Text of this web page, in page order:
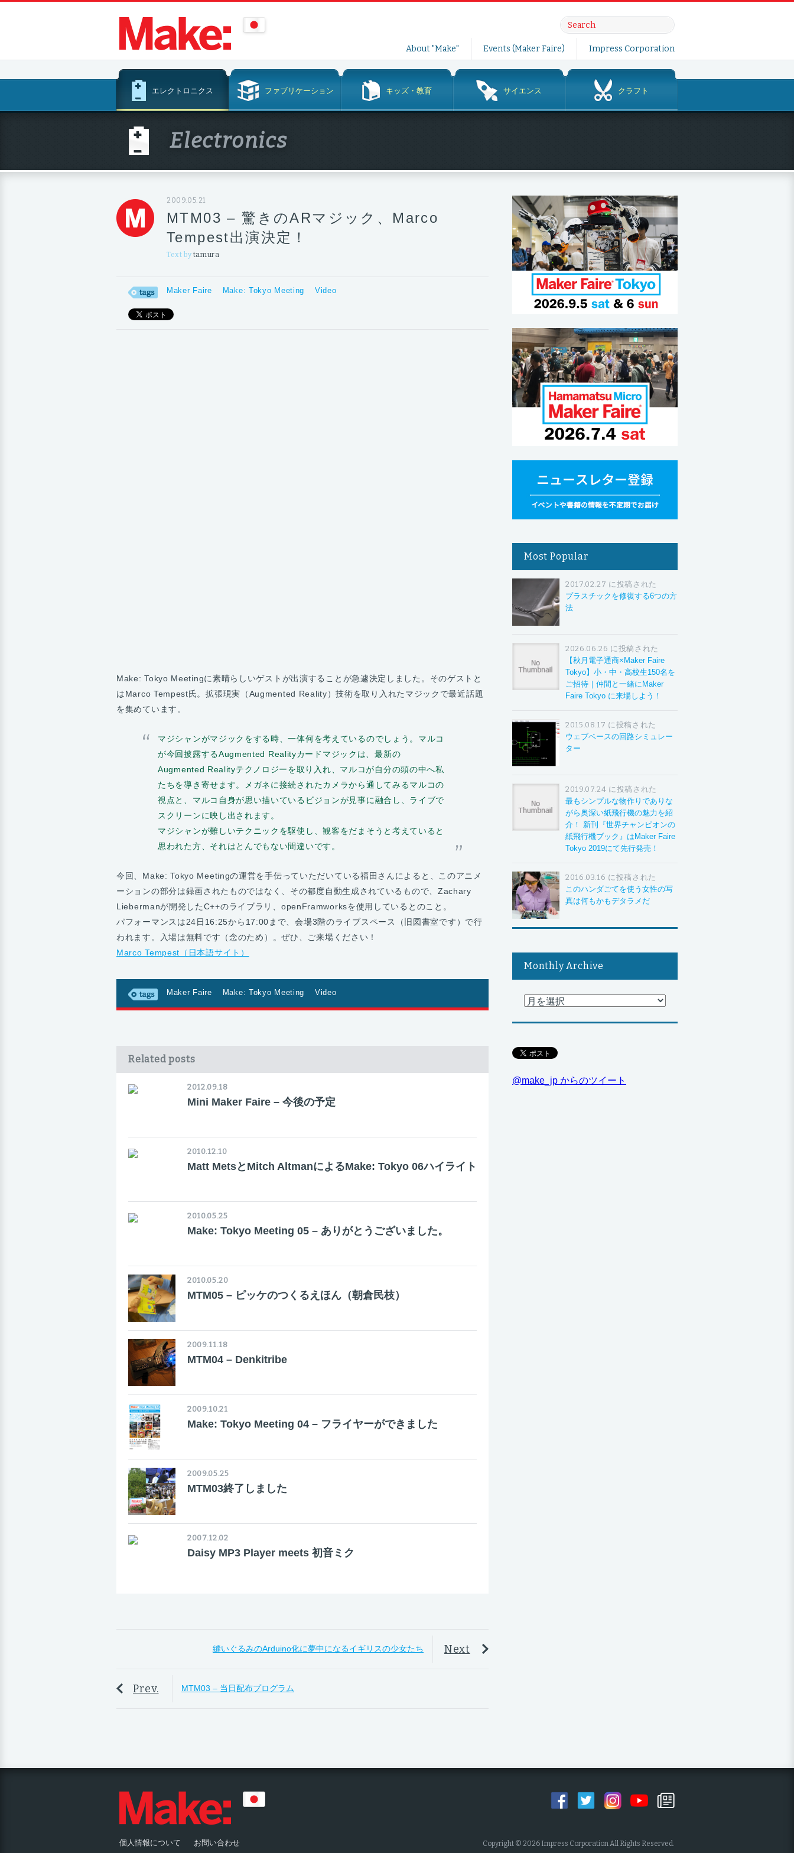
テ
ツ
へ
About "Make" Events (Maker Faire) Impress Corporation
テ
ス
エレクトロニクス ファブリケーション キッズ・教育 サイエンス クラフト
Electronics
2009.05.21
MTM03 – 驚きのARマジック、Marco
Tempest出演決定！
Text by tamura
Maker Faire Make: Tokyo Meeting Video
Make: Tokyo Meetingに素晴らしいゲストが出演することが急遽決定しました。そのゲストと
はMarco Tempest氏。拡張現実（Augmented Reality）技術を取り入れたマジックで最近話題
を集めています。
マジシャンがマジックをする時、一体何を考えているのでしょう。マルコ
が今回披露するAugmented Realityカードマジックは、最新の
Augmented Realityテクノロジーを取り入れ、マルコが自分の頭の中へ私
たちを導き寄せます。メガネに接続されたカメラから通してみるマルコの
視点と、マルコ自身が思い描いているビジョンが見事に融合し、ライブで
スクリーンに映し出されます。
マジシャンが難しいテクニックを駆使し、観客をだまそうと考えていると
思われた方、それはとんでもない間違いです。
今回、Make: Tokyo Meetingの運営を手伝っていただいている福田さんによると、このアニメ
ーションの部分は録画されたものではなく、その都度自動生成されているもので、Zachary
Liebermanが開発したC++のライブラリ、openFramworksを使用しているとのこと。
パフォーマンスは24日16:25から17:00まで、会場3階のライブスペース（旧図書室です）で行
われます。入場は無料です（念のため）。ぜひ、ご来場ください！
Marco Tempest（日本語サイト）
Maker Faire Make: Tokyo Meeting Video
Related posts
2012.09.18
Mini Maker Faire – 今後の予定
2010.12.10
Matt MetsとMitch AltmanによるMake: Tokyo 06ハイライト
2010.05.25
Make: Tokyo Meeting 05 – ありがとうございました。
2010.05.20
MTM05 – ピッケのつくるえほん（朝倉民枝）
2009.11.18
MTM04 – Denkitribe
2009.10.21
Make: Tokyo Meeting 04 – フライヤーができました
2009.05.25
MTM03終了しました
2007.12.02
Daisy MP3 Player meets 初音ミク
縫いぐるみのArduino化に夢中になるイギリスの少女たち Next
Prev. MTM03 – 当日配布プログラム
Most Popular
2017.02.27 に投稿された
プラスチックを修復する6つの方
法
2026.06.26 に投稿された
【秋月電子通商×Maker Faire
Tokyo】小・中・高校生150名を
ご招待｜仲間と一緒にMaker
Faire Tokyo に来場しよう！
2015.08.17 に投稿された
ウェブベースの回路シミュレー
ター
2019.07.24 に投稿された
最もシンプルな物作りでありな
がら奥深い紙飛行機の魅力を紹
介！ 新刊『世界チャンピオンの
紙飛行機ブック』はMaker Faire
Tokyo 2019にて先行発売！
2016.03.16 に投稿された
このハンダごてを使う女性の写
真は何もかもデタラメだ
Monthly Archive
@make_jp からのツイート
個人情報について お問い合わせ Copyright © 2026 Impress Corporation All Rights Reserved.